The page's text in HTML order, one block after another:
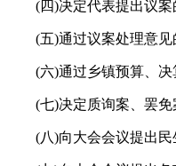
(四)决定代表提出议案
(五)通过议案处理意见
(六)通过乡镇预算、
(七)决定质询案、罢免
(八)向大会会议提出